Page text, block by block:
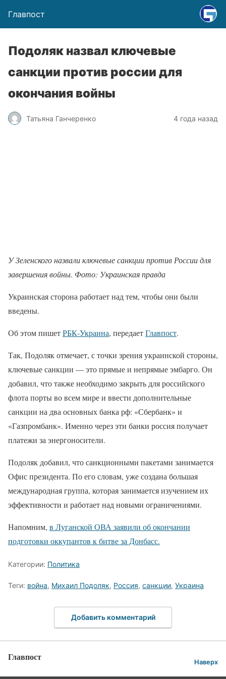
Главпост
Подоляк назвал ключевые
санкции против россии для
окончания войны
Татьяна Ганчеренко 4 года назад
У Зеленского назвали ключевые санкции против России для
завершения войны. Фото: Украинская правда
Украинская сторона работает над тем, чтобы они были
введены.
Об этом пишетРБК-Украина, передаетГлавпост.
Так, Подоляк отмечает, с точки зрения украинской стороны,
ключевые санкции — это прямые и непрямые эмбарго. Он
добавил, что также необходимо закрыть для российского
флота порты во всем мире и ввести дополнительные
санкции на два основных банка рф: «Сбербанк» и
«Газпромбанк». Именно через эти банки россия получает
платежи за энергоносители.
Подоляк добавил, что санкционными пакетами занимается
Офис президента. По его словам, уже создана большая
международная группа, которая занимается изучением их
эффективности и работает над новыми ограничениями.
Напомним, в Луганской ОВА заявили об окончании
подготовки оккупантов к битве за Донбасс.
Категории: Политика
Теги: война, Михаил Подоляк, Россия, санкции, Украина
Добавить комментарий
Главпост Наверх